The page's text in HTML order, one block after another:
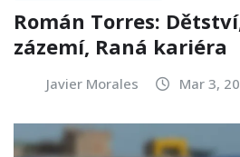
Román Torres:
zázemí, Raná kariéra
Javier Morales Mar 3,